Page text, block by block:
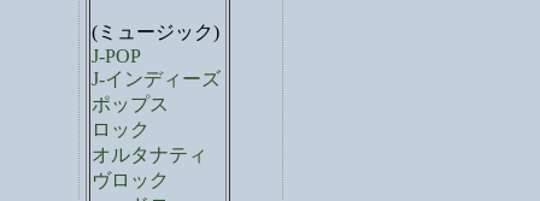
(ミュージック)
J-POP
J-インディーズ
ポップス
ロック
オルタナティ
ヴロック